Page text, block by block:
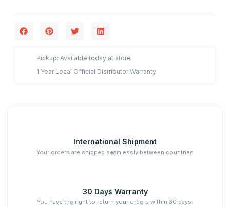
Pickup: Available today at store
1 Year Local Official Distributor Warranty
International Shipment
Your orders are shipped seamlessly between countries
30 Days Warranty
You have the right to return your orders within 30 days.